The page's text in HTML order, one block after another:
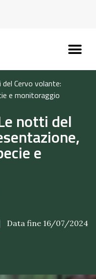
Cervo volante:
e monitoraggio
notti del
e
Data fine 16/07/2024